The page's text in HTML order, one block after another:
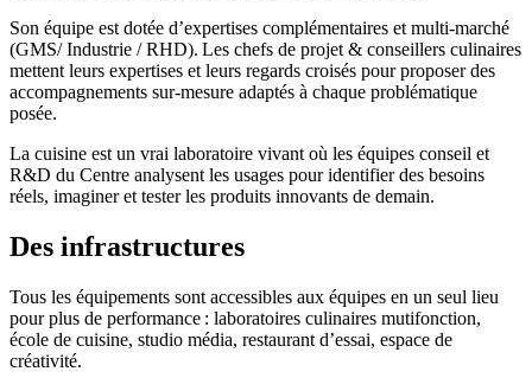
Son équipe est dotée d’expertises complémentaires et multi-marché
(GMS/ Industrie / RHD). Les chefs de projet & conseillers culinaires
mettent leurs expertises et leurs regards croisés pour proposer des
accompagnements sur-mesure adaptés à chaque problématique
posée.
La cuisine est un vrai laboratoire vivant où les équipes conseil et
R&D du Centre analysent les usages pour identifier des besoins
réels, imaginer et tester les produits innovants de demain.
Des infrastructures
Tous les équipements sont accessibles aux équipes en un seul lieu
pour plus de performance : laboratoires culinaires mutifonction,
école de cuisine, studio média, restaurant d’essai, espace de
créativité.